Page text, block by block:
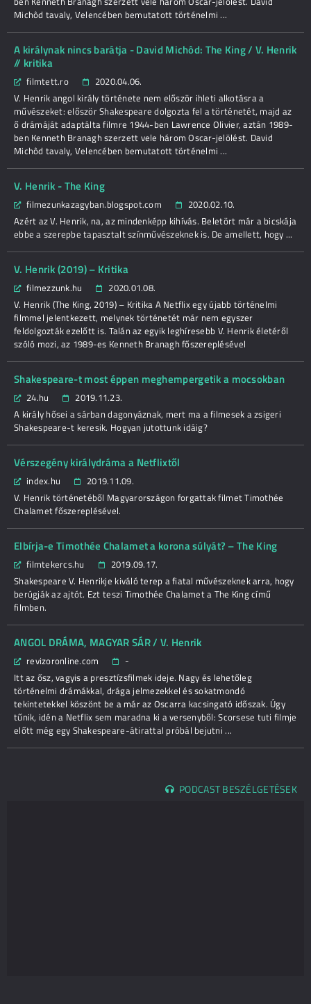
Michôd tavaly, Velencében bemutatott történelmi ...
A királynak nincs barátja - David Michôd: The King / V. Henrik
// kritika
filmtett.ro
2020.04.06.
V. Henrik angol király története nem először ihleti alkotásra a
művészeket: először Shakespeare dolgozta fel a történetét, majd az
ő drámáját adaptálta filmre 1944-ben Lawrence Olivier, aztán 1989-
ben Kenneth Branagh szerzett vele három Oscar-jelölést. David
Michôd tavaly, Velencében bemutatott történelmi ...
V. Henrik - The King
filmezunkazagyban.blogspot.com
2020.02.10.
Azért az V. Henrik, na, az mindenképp kihívás. Beletört már a bicskája
ebbe a szerepbe tapasztalt színművészeknek is. De amellett, hogy ...
V. Henrik (2019) – Kritika
filmezzunk.hu
2020.01.08.
V. Henrik (The King, 2019) – Kritika A Netflix egy újabb történelmi
filmmel jelentkezett, melynek történetét már nem egyszer
feldolgozták ezelőtt is. Talán az egyik leghíresebb V. Henrik életéről
szóló mozi, az 1989-es Kenneth Branagh főszereplésével
Shakespeare-t most éppen meghempergetik a mocsokban
24.hu
2019.11.23.
A király hősei a sárban dagonyáznak, mert ma a filmesek a zsigeri
Shakespeare-t keresik. Hogyan jutottunk idáig?
Vérszegény királydráma a Netflixtől
index.hu
2019.11.09.
V. Henrik történetéből Magyarországon forgattak filmet Timothée
Chalamet főszereplésével.
Elbírja-e Timothée Chalamet a korona súlyát? – The King
filmtekercs.hu
2019.09.17.
Shakespeare V. Henrikje kiváló terep a fiatal művészeknek arra, hogy
berúgják az ajtót. Ezt teszi Timothée Chalamet a The King című
filmben.
ANGOL DRÁMA, MAGYAR SÁR / V. Henrik
revizoronline.com
-
Itt az ősz, vagyis a presztízsfilmek ideje. Nagy és lehetőleg
történelmi drámákkal, drága jelmezekkel és sokatmondó
tekintetekkel köszönt be a már az Oscarra kacsingató időszak. Úgy
tűnik, idén a Netflix sem maradna ki a versenyből: Scorsese tuti filmje
előtt még egy Shakespeare-átirattal próbál bejutni ...
PODCAST BESZÉLGETÉSEK